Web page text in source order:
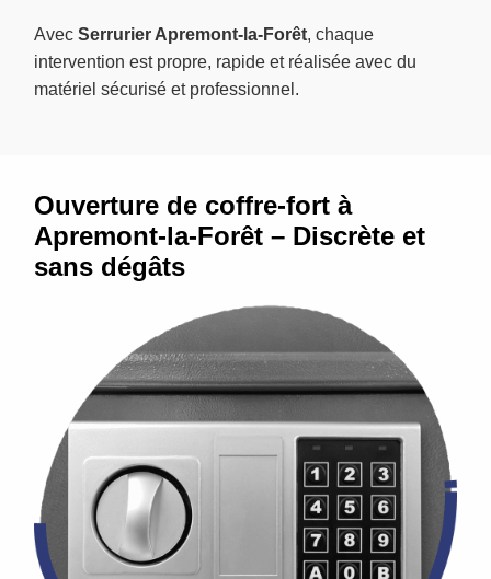
Avec Serrurier Apremont-la-Forêt, chaque
intervention est propre, rapide et réalisée avec du
matériel sécurisé et professionnel.
Ouverture de coffre-fort à
Apremont-la-Forêt – Discrète et
sans dégâts